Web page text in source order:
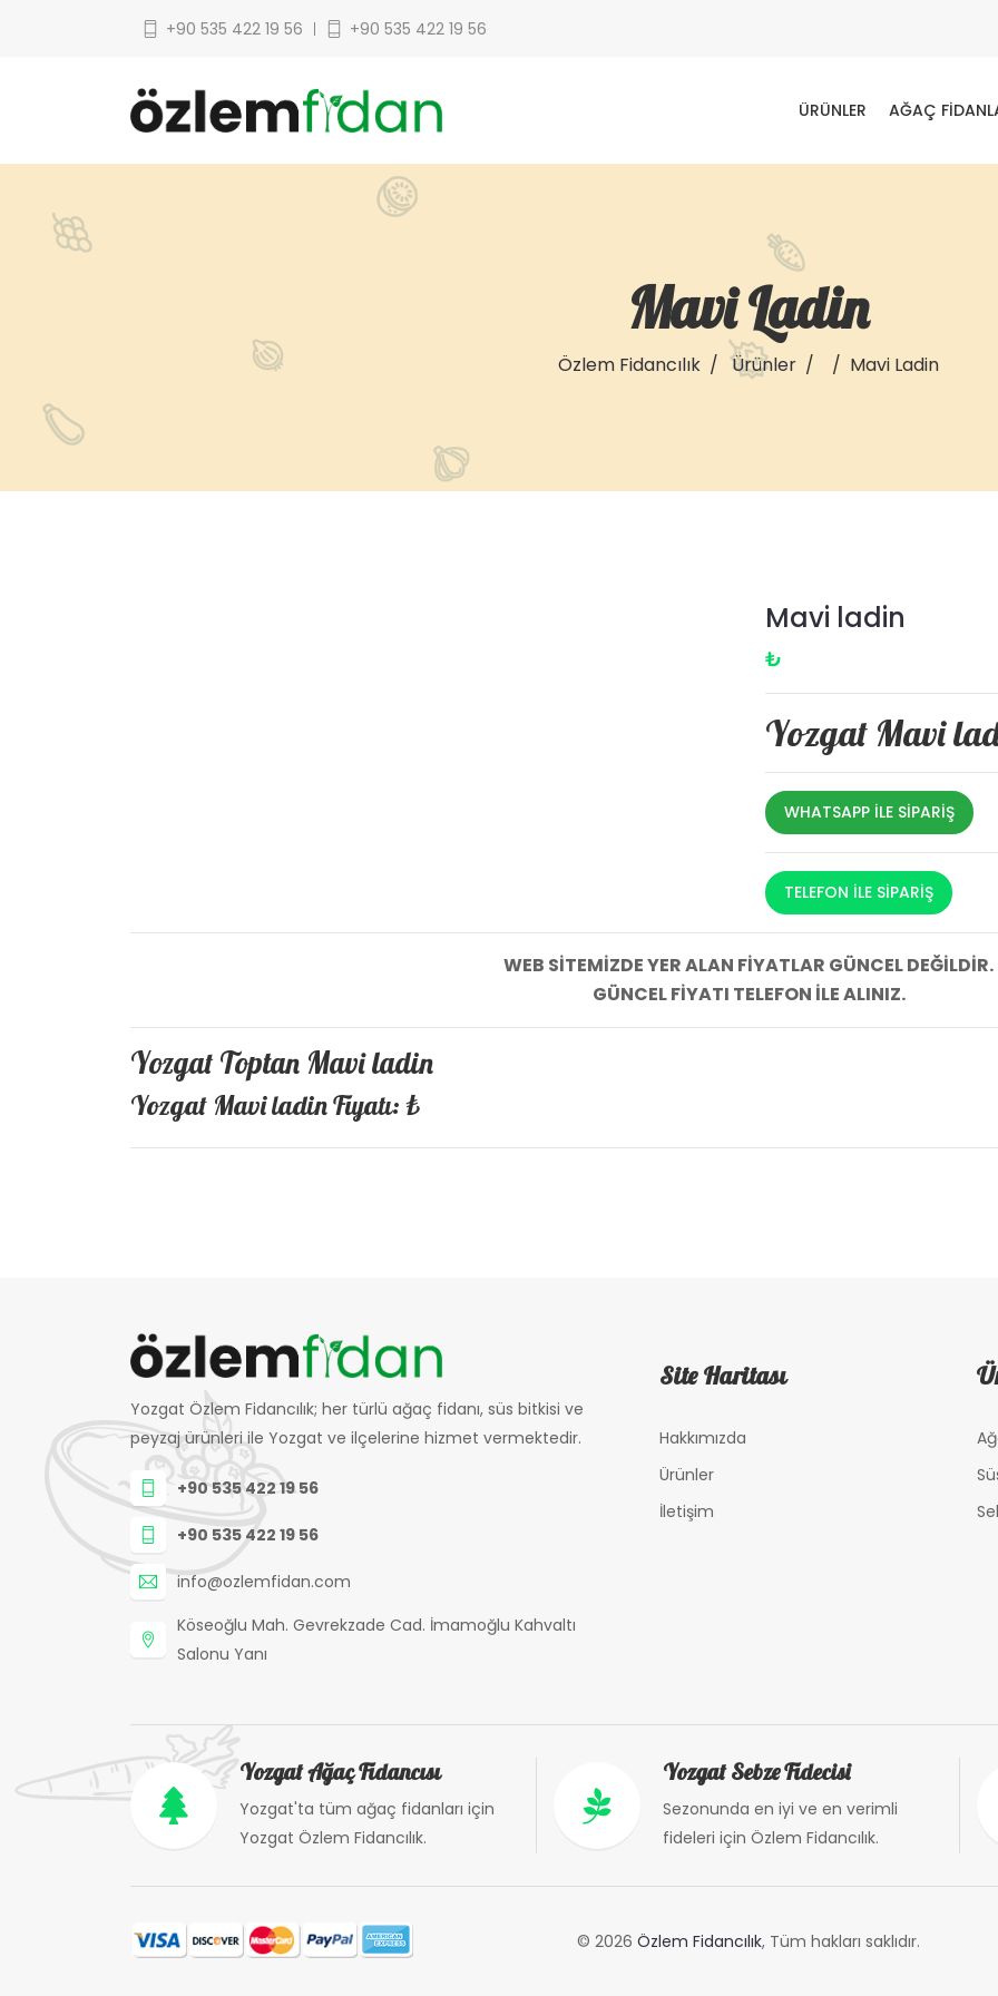
+90 535 422 19 56 +90 535 422 19 56
ÜRÜNLER AĞAÇ
Mavi Ladin
Özlem Fidancılık Ürünler Mavi Ladin
Mavi ladin
₺
Yozgat Mavi
WHATSAPP ILE SIPARIŞ
TELEFON ILE SIPARIŞ
WEB SİTEMİZDE YER ALAN FİYATLAR GÜNCEL DEĞİLDİR.
GÜNCEL FİYATI TELEFON İLE ALINIZ.
Yozgat Toptan Mavi ladin
Yozgat Mavi ladin Fiyatı: ₺
Yozgat Özlem Fidancılık; her türlü ağaç fidanı, süs bitkisi ve
peyzaj ürünleri ile Yozgat ve ilçelerine hizmet vermektedir.
+90 535 422 19 56
+90 535 422 19 56
info@ozlemfidan.com
Köseoğlu Mah. Gevrekzade Cad. İmamoğlu Kahvaltı
Salonu Yanı
Site Haritası
Hakkımızda
Ürünler
İletişim
Yozgat Ağaç Fidancısı
Yozgat'ta tüm ağaç fidanları için
Yozgat Özlem Fidancılık.
Yozgat Sebze Fidecisi
Sezonunda en iyi ve en verimli
fideleri için Özlem Fidancılık.
© 2026 Özlem Fidancılık, Tüm hakları saklıdır.